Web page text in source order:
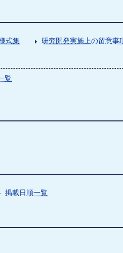
式集 研究開発実施上の留意事
覧
掲載日順一覧